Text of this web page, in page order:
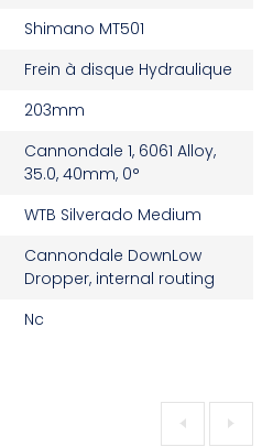
Shimano MT501
Frein à disque Hydraulique
203mm
Cannondale 1, 6061 Alloy,
35.0, 40mm, 0°
WTB Silverado Medium
Cannondale DownLow
Dropper, internal routing
Nc